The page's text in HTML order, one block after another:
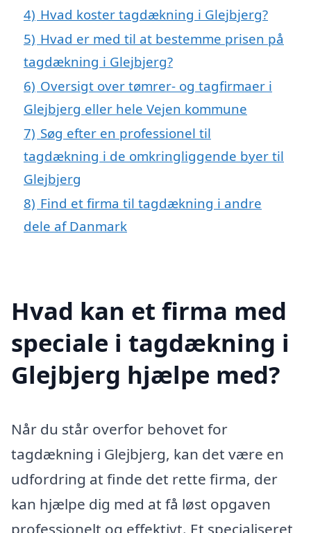
4) Hvad koster tagdækning i Glejbjerg?
5) Hvad er med til at bestemme prisen på
tagdækning i Glejbjerg?
6) Oversigt over tømrer- og tagfirmaer i
Glejbjerg eller hele Vejen kommune
7) Søg efter en professionel til
tagdækning i de omkringliggende byer til
Glejbjerg
8) Find et firma til tagdækning i andre
dele af Danmark
Hvad kan et firma med
speciale i tagdækning i
Glejbjerg hjælpe med?
Når du står overfor behovet for
tagdækning i Glejbjerg, kan det være en
udfordring at finde det rette firma, der
kan hjælpe dig med at få løst opgaven
professionelt og effektivt. Et specialiseret